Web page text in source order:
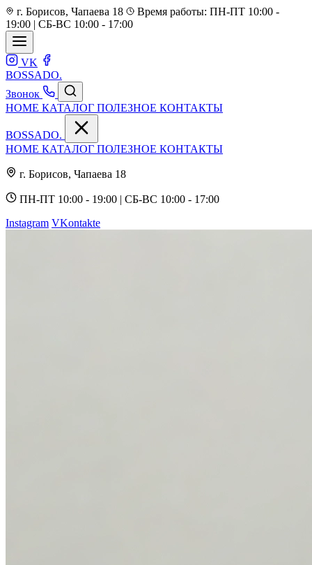
г. Борисов, Чапаева 18
Время работы: ПН-ПТ 10:00 -
19:00 | СБ-ВС 10:00 - 17:00
VK
BOSSADO.
Звонок
HOME КАТАЛОГ ПОЛЕЗНОЕ КОНТАКТЫ
BOSSADO.
HOME КАТАЛОГ ПОЛЕЗНОЕ КОНТАКТЫ
г. Борисов, Чапаева 18
ПН-ПТ 10:00 - 19:00 | СБ-ВС 10:00 - 17:00
Instagram VKontakte